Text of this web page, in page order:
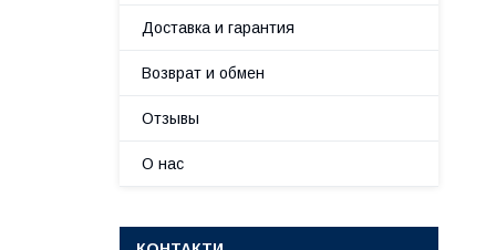
Доставка и гарантия
Возврат и обмен
Отзывы
О нас